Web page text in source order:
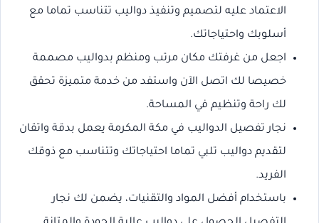
الاعتماد عليه لتصميم وتنفيذ دواليب تتناسب تماما مع
أسلوبك واحتياجاتك.
اجعل من غرفتك مكان مرتب ومنظم بدواليب مصممة
خصيصا لك اتصل الآن واستفد من خدمة متميزة تحقق
لك راحة وتنظيم في المساحة.
نجار تفصيل الدواليب في مكة المكرمة يعمل بدقة واتقان
لتقديم دواليب تلبي تماما احتياجاتك وتتناسب مع ذوقك
الفريد.
باستخدام أفضل المواد والتقنيات، يضمن لك نجار